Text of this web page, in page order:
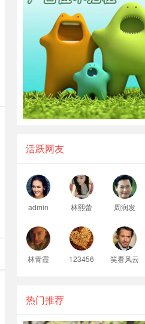
活跃网友
admin 林熙蕾 周润发
林青霞 123456 笑看风云
热门推荐